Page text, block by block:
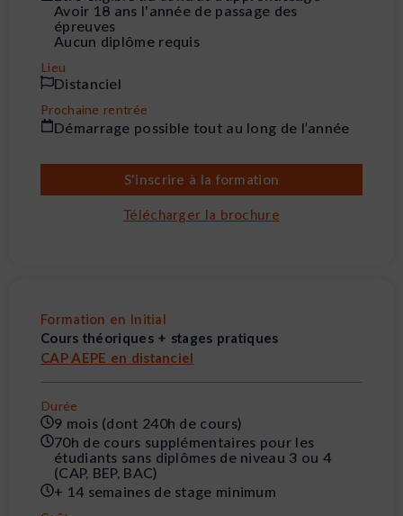
Avoir 18 ans l'année de passage des
épreuves
Aucun diplôme requis
Lieu
Distanciel
Prochaine rentrée
Démarrage possible tout au long de l’année
S'inscrire à la formation
Télécharger la brochure
Formation en Initial
Cours théoriques + stages pratiques
CAP AEPE en distanciel
Durée
9 mois (dont 240h de cours)
70h de cours supplémentaires pour les
étudiants sans diplômes de niveau 3 ou 4
(CAP, BEP, BAC)
+ 14 semaines de stage minimum